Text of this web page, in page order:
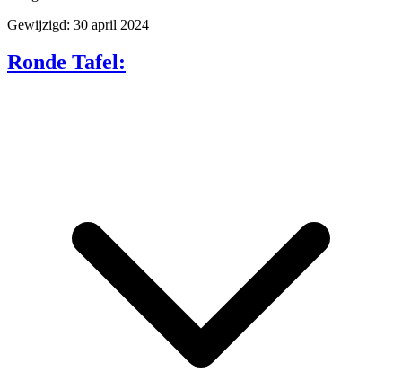
Gewijzigd: 30 april 2024
Ronde Tafel: